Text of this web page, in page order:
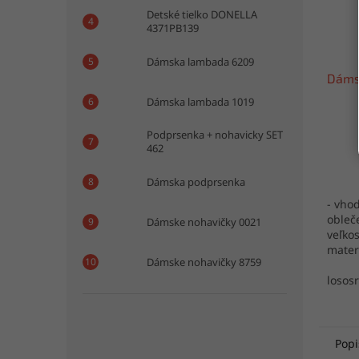
Detské tielko DONELLA
4371PB139
Dámska lambada 6209
Dámska lambada 1019
Podprsenka + nohavicky SET
462
Dámska podprsenka
Dámske nohavičky 0021
Dámske nohavičky 8759
-